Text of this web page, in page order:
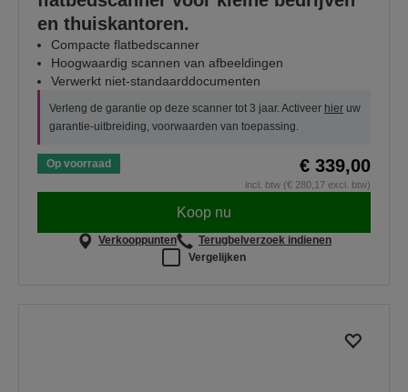
en thuiskantoren.
Compacte flatbedscanner
Hoogwaardig scannen van afbeeldingen
Verwerkt niet-standaarddocumenten
Verleng de garantie op deze scanner tot 3 jaar. Activeer hier uw
garantie-uitbreiding, voorwaarden van toepassing.
Op voorraad € 339,00
incl. btw (€ 280,17 excl. btw)
Koop nu
Verkooppunten
Terugbelverzoek indienen
Vergelijken